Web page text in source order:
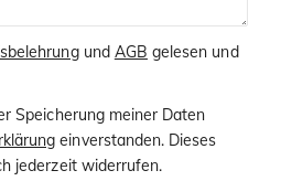
und AGB gelesen und
Speicherung meiner Daten
einverstanden. Dieses
jederzeit widerrufen.